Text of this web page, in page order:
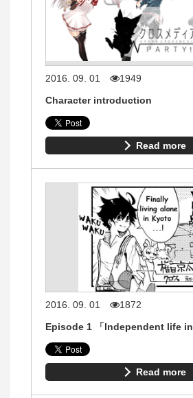
2016. 09. 01
1949
Character introduction
Read more
2016. 09. 01
1872
Episode 1 「Independent life in
Read more